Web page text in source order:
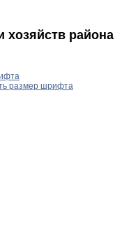
хозяйств района
размер шрифта